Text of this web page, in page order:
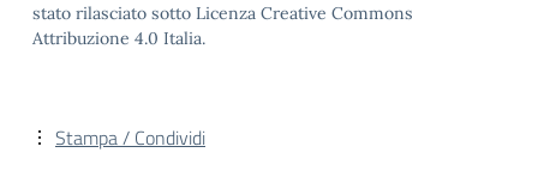
stato rilasciato sotto Licenza Creative Commons
Attribuzione 4.0 Italia.
Stampa / Condividi